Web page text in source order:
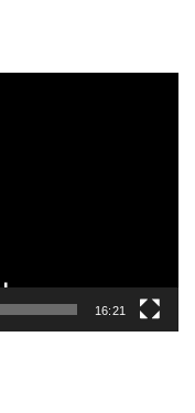
16:21